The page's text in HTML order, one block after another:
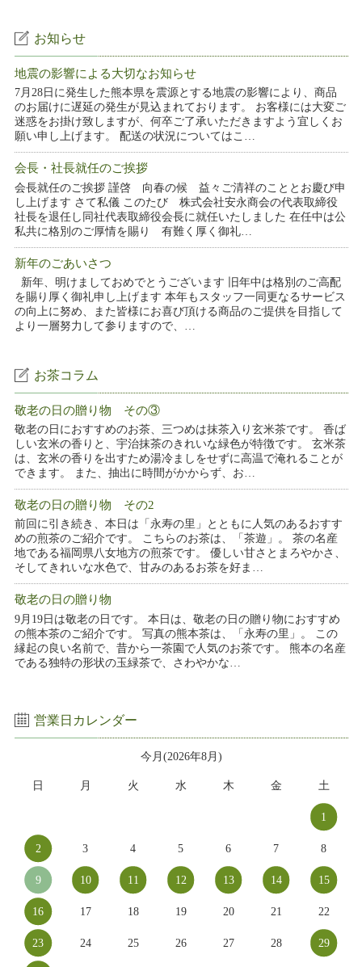
お知らせ
地震の影響による大切なお知らせ
7月28日に発生した熊本県を震源とする地震の影響により、商品
のお届けに遅延の発生が見込まれております。 お客様には大変ご
迷惑をお掛け致しますが、何卒ご了承いただきますよう宜しくお
願い申し上げます。 配送の状況についてはこ…
会長・社長就任のご挨拶
会長就任のご挨拶 謹啓 向春の候 益々ご清祥のこととお慶び申
し上げます さて私儀 このたび 株式会社安永商会の代表取締役
社長を退任し同社代表取締役会長に就任いたしました 在任中は公
私共に格別のご厚情を賜り 有難く厚く御礼…
新年のごあいさつ
新年、明けましておめでとうございます 旧年中は格別のご高配
を賜り厚く御礼申し上げます 本年もスタッフ一同更なるサービス
の向上に努め、また皆様にお喜び頂ける商品のご提供を目指して
より一層努力して参りますので、…
お茶コラム
敬老の日の贈り物 その③
敬老の日におすすめのお茶、三つめは抹茶入り玄米茶です。 香ば
しい玄米の香りと、宇治抹茶のきれいな緑色が特徴です。 玄米茶
は、玄米の香りを出すため湯冷ましをせずに高温で淹れることが
できます。 また、抽出に時間がかからず、お…
敬老の日の贈り物 その2
前回に引き続き、本日は「永寿の里」とともに人気のあるおすす
めの煎茶のご紹介です。 こちらのお茶は、「茶遊」。 茶の名産
地である福岡県八女地方の煎茶です。 優しい甘さとまろやかさ、
そしてきれいな水色で、甘みのあるお茶を好ま…
敬老の日の贈り物
9月19日は敬老の日です。 本日は、敬老の日の贈り物におすすめ
の熊本茶のご紹介です。 写真の熊本茶は、「永寿の里」。 この
縁起の良い名前で、昔から一茶園で人気のお茶です。 熊本の名産
である独特の形状の玉緑茶で、さわやかな…
営業日カレンダー
今月(2026年8月)
日 月 火 水 木 金 土
1
2 3 4 5 6 7 8
9 10 11 12 13 14 15
16 17 18 19 20 21 22
23 24 25 26 27 28 29